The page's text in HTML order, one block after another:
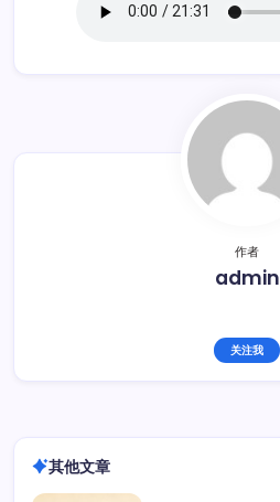
作者
admin
关注我
其他文章